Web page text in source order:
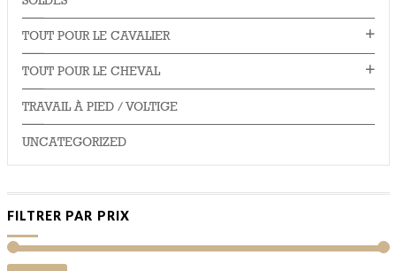
TOUT POUR LE CAVALIER
TOUT POUR LE CHEVAL
TRAVAIL À PIED / VOLTIGE
UNCATEGORIZED
FILTRER PAR PRIX